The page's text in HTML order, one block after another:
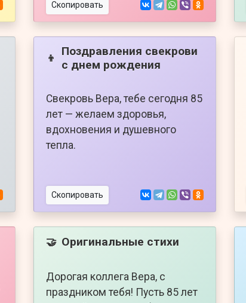
Скопировать
👦
Поздравления свекрови
с днем рождения
Свекровь Вера, тебе сегодня 85
лет — желаем здоровья,
вдохновения и душевного
тепла.
Скопировать
🤝 Оригинальные стихи
Дорогая коллега Вера, с
праздником тебя! Пусть 85 лет